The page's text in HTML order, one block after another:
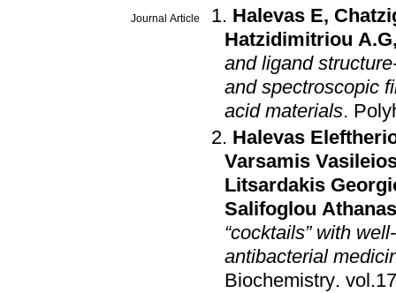
Journal Article Halevas E,
Hatzidimitriou A.G
and ligand
and spectroscopic
acid materials.
Halevas
Varsamis
Litsardakis
Salifoglou
“cocktails” with
antibacterial
Biochemistry.